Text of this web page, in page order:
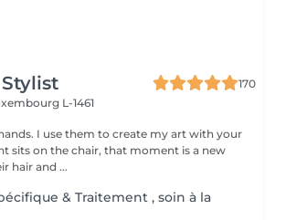
170
L-1461
I use them to create my art with your
sits on the chair, that moment is a new
hair and ...
& Traitement , soin à la